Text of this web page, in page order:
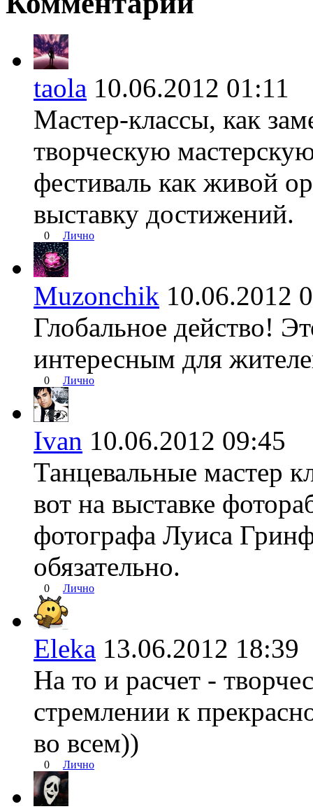
taola 10.06.2012
Мастер-классы, как
творческую
фестиваль как живой
выставку достижений.
0 Лично
Muzonchik
Глобальное действо!
интересным для
0 Лично
Ivan 10.06.2012 09:45
Танцевальные мастер
вот на выставке
фотографа Луиса
обязательно.
0 Лично
Eleka 13.06.2012
На то и расчет -
стремлении к
во всем))
0 Лично